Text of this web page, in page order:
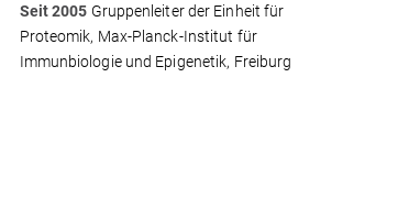
Seit 2005 Gruppenleiter der Einheit für
Proteomik, Max-Planck-Institut für
Immunbiologie und Epigenetik, Freiburg